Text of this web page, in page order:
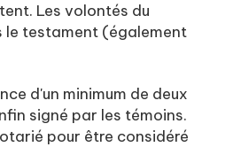
Les volontés du
le testament (également
d'un minimum de deux
signé par les témoins.
pour être considéré